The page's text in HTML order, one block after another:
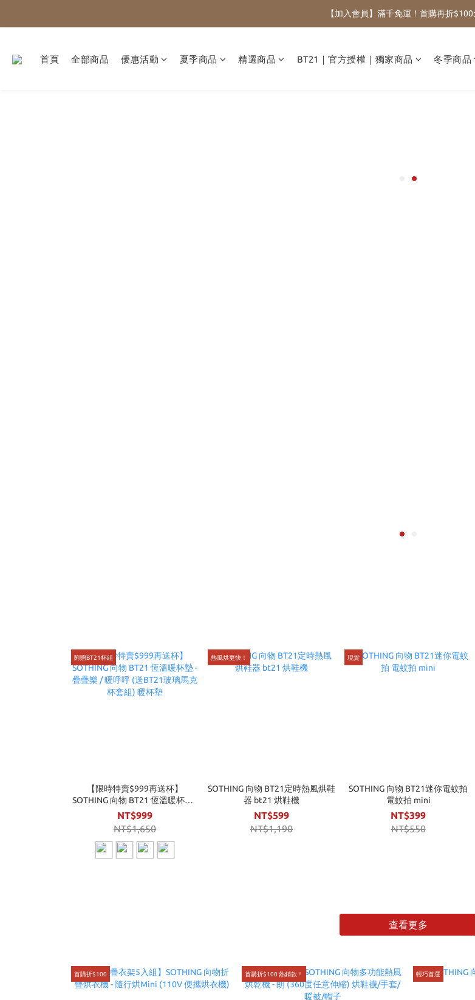
【加入會員】滿千免運！首購再折$100
首頁 全部商品 優惠活動 夏季商品 精選商品 BT21｜官方授權｜獨家商品 冬季商品
附贈BT21杯組
【限時特賣$999再送杯】
SOTHING 向物 BT21 恆溫暖杯墊 -
疊疊樂 / 暖呼呼 (送BT21玻璃馬克
杯套組) 暖杯墊
NT$999
NT$1,650
熱風烘更快！
SOTHING 向物 BT21定時熱風烘鞋
器 bt21 烘鞋機
NT$599
NT$1,190
現貨
SOTHING 向物 BT21迷你電蚊拍
電蚊拍 mini
NT$399
NT$550
查看更多
首購折$100 首購折$100 熱銷款！ 輕巧首選